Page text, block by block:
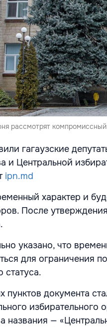
рассмотрят
гагаузские
и Центральной
ipn.md
характер и
После
указано, что
для ограничения
статуса.
пунктов документа
избирательного
названия —